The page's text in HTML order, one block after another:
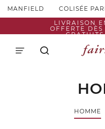
MANFIELD COLISÉE
LIVRAISON
OFFERTE
HOMME